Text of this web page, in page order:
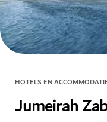
HOTELS EN
Jumeirah